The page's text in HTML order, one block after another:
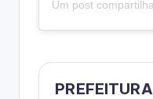
PREFEITURA